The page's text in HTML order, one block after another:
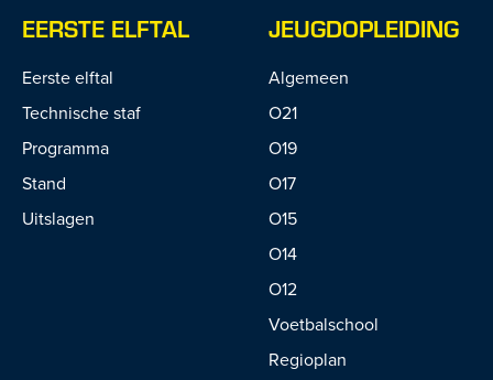
EERSTE ELFTAL
Eerste elftal
Technische staf
Programma
Stand
Uitslagen
JEUGDOPLEIDING
Algemeen
O21
O19
O17
O15
O14
O12
Voetbalschool
Regioplan